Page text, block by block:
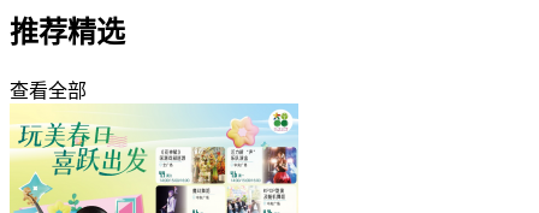
推荐精选
查看全部